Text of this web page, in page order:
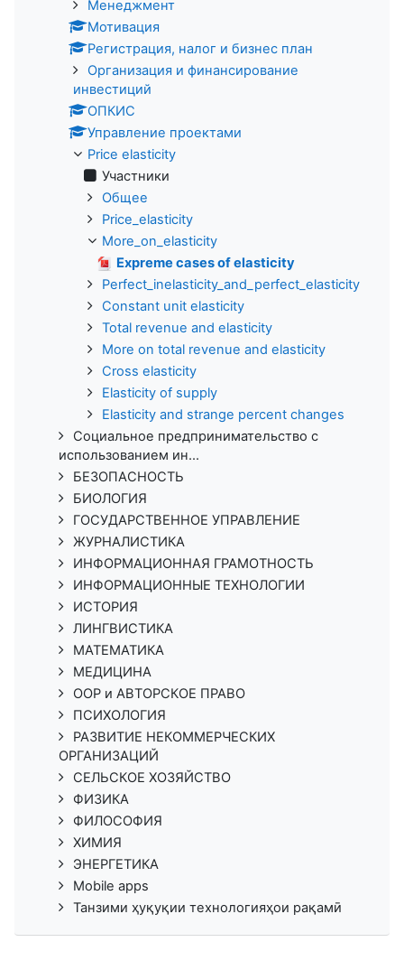
Менеджмент
Мотивация
Регистрация, налог и бизнес план
Организация и финансирование
инвестиций
ОПКИС
Управление проектами
Price elasticity
Участники
Общее
Price_elasticity
More_on_elasticity
Expreme cases of elasticity
Perfect_inelasticity_and_perfect_elasticity
Constant unit elasticity
Total revenue and elasticity
More on total revenue and elasticity
Cross elasticity
Elasticity of supply
Elasticity and strange percent changes
Социальное предпринимательство с
использованием ин...
БЕЗОПАСНОСТЬ
БИОЛОГИЯ
ГОСУДАРСТВЕННОЕ УПРАВЛЕНИЕ
ЖУРНАЛИСТИКА
ИНФОРМАЦИОННАЯ ГРАМОТНОСТЬ
ИНФОРМАЦИОННЫЕ ТЕХНОЛОГИИ
ИСТОРИЯ
ЛИНГВИСТИКА
МАТЕМАТИКА
МЕДИЦИНА
ООР и АВТОРСКОЕ ПРАВО
ПСИХОЛОГИЯ
РАЗВИТИЕ НЕКОММЕРЧЕСКИХ
ОРГАНИЗАЦИЙ
СЕЛЬСКОЕ ХОЗЯЙСТВО
ФИЗИКА
ФИЛОСОФИЯ
ХИМИЯ
ЭНЕРГЕТИКА
Mobile apps
Танзими ҳуқуқии технологияҳои рақамӣ